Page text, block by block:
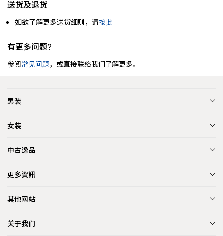
送货及退货
如欲了解更多送货细则，请按此
有更多问题?
参阅常见问题，或直接联络我们了解更多。
男装
女装
中古逸品
更多資訊
其他网站
关于我们